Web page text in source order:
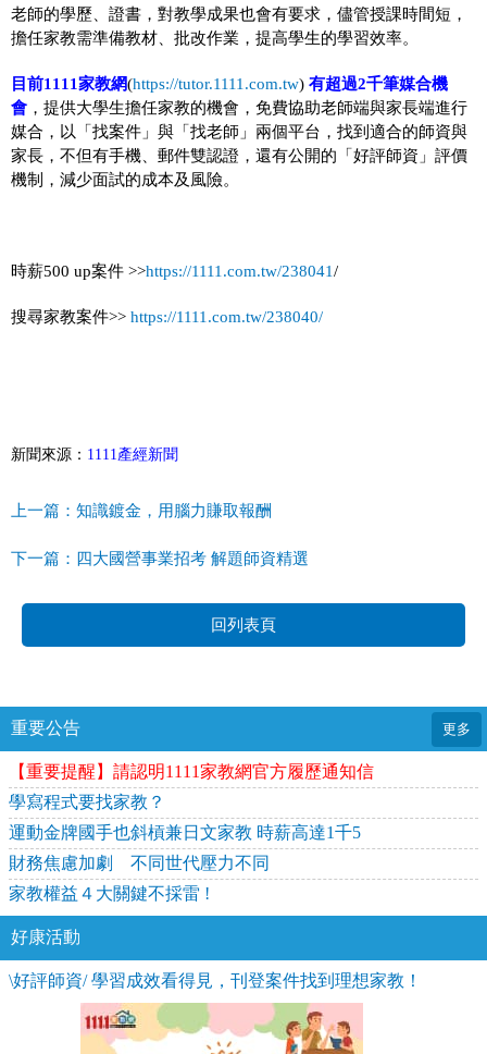
老師的學歷、證書，對教學成果也會有要求，儘管授課時間短，
擔任家教需準備教材、批改作業，提高學生的學習效率。
目前1111家教網(https://tutor.1111.com.tw) 有超過2千筆媒合機
會 ，提供大學生擔任家教的機會，免費協助老師端與家長端進行
媒合，以「找案件」與「找老師」兩個平台，找到適合的師資與
家長，不但有手機、郵件雙認證，還有公開的「好評師資」評價
機制，減少面試的成本及風險。
時薪500 up案件 >>https://1111.com.tw/238041/
搜尋家教案件>> https://1111.com.tw/238040/
新聞來源： 1111產經新聞
上一篇：知識鍍金，用腦力賺取報酬
下一篇：四大國營事業招考 解題師資精選
回列表頁
重要公告 更多
【重要提醒】請認明1111家教網官方履歷通知信
學寫程式要找家教？
運動金牌國手也斜槓兼日文家教 時薪高達1千5
財務焦慮加劇 不同世代壓力不同
家教權益４大關鍵不採雷 !
好康活動
\好評師資/ 學習成效看得見，刊登案件找到理想家教！